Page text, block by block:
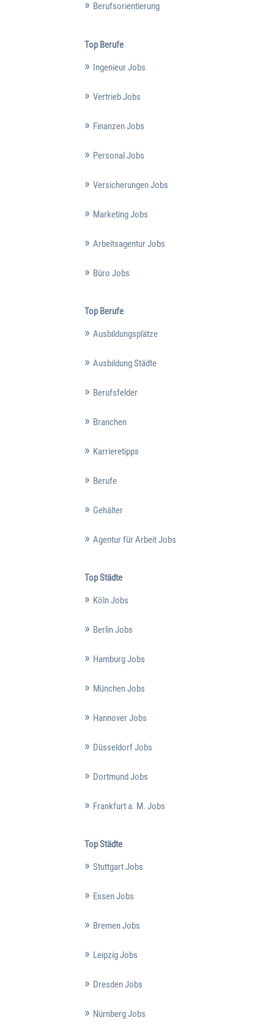
Berufsorientierung
Top Berufe
Ingenieur Jobs
Vertrieb Jobs
Finanzen Jobs
Personal Jobs
Versicherungen Jobs
Marketing Jobs
Arbeitsagentur Jobs
Büro Jobs
Top Berufe
Ausbildungsplätze
Ausbildung Städte
Berufsfelder
Branchen
Karrieretipps
Berufe
Gehälter
Agentur für Arbeit Jobs
Top Städte
Köln Jobs
Berlin Jobs
Hamburg Jobs
München Jobs
Hannover Jobs
Düsseldorf Jobs
Dortmund Jobs
Frankfurt a. M. Jobs
Top Städte
Stuttgart Jobs
Essen Jobs
Bremen Jobs
Leipzig Jobs
Dresden Jobs
Nürnberg Jobs